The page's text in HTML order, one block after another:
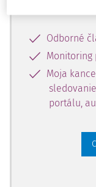
Odborné
Monitoring
Moja
portálu,